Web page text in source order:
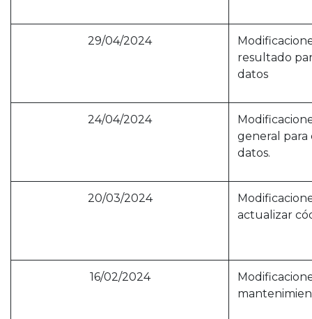
29/04/2024
resultado
datos
24/04/2024
general para
datos.
20/03/2024
actualizar
16/02/2024